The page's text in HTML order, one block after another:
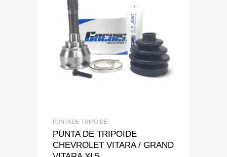
Add to Wishlist
Add to Compare
PUNTA DE TRIPOIDE
PUNTA DE TRIPOIDE
CHEVROLET VITARA / GRAND